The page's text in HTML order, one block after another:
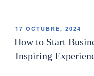
17 OCTUBRE, 2024
How to Start
Inspiring